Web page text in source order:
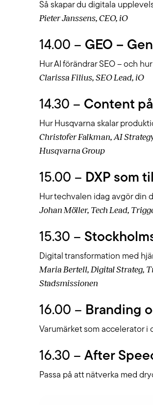
Så skapar du digitala
Pieter Janssens, CEO, iO
14.00 – GEO –
Hur AI förändrar SEO – och
Clarissa Filius, SEO Lead, iO
14.30 – Content
Hur Husqvarna skalar
Christofer Falkman, AI
Husqvarna Group
15.00 – DXP som
Hur techvalen idag avgör din
Johan Möller, Tech Lead,
15.30 –
Digital transformation med
Maria Bertell, Digital Strateg,
Stadsmissionen
16.00 – Branding
Varumärket som accelerator i
16.30 – After
Passa på att nätverka med